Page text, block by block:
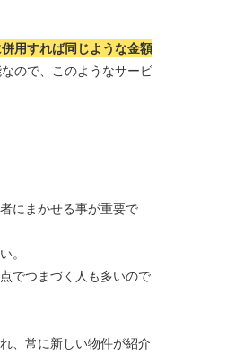
用すれば同じような金額
ので、このようなサービ
にまかせる事が重要で
。
でつまづく人も多いので
、常に新しい物件が紹介